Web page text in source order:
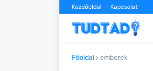
Kezdőoldal Kapcsolat
Főoldal emberek